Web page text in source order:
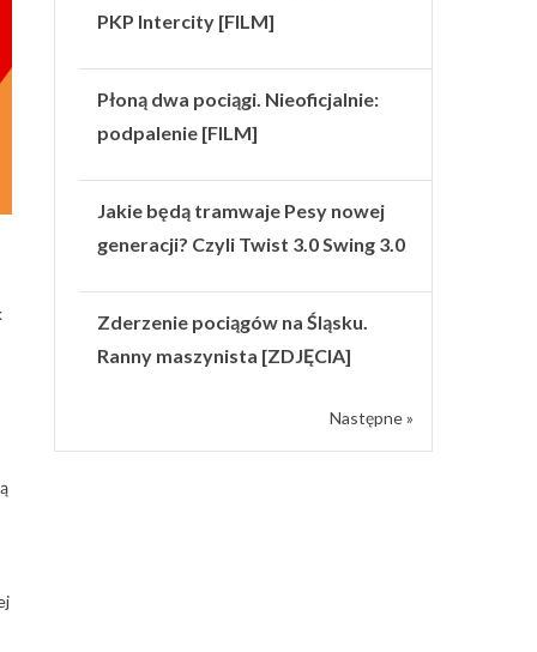
PKP Intercity [FILM]
Płoną dwa pociągi. Nieoficjalnie:
podpalenie [FILM]
Jakie będą tramwaje Pesy nowej
generacji? Czyli Twist 3.0 Swing 3.0
Zderzenie pociągów na Śląsku.
Ranny maszynista [ZDJĘCIA]
Następne »